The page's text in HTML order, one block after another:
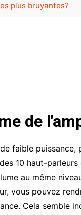
plus bruyantes?
de
faible
10 haut-
au même
vous pouvez
Cela semble